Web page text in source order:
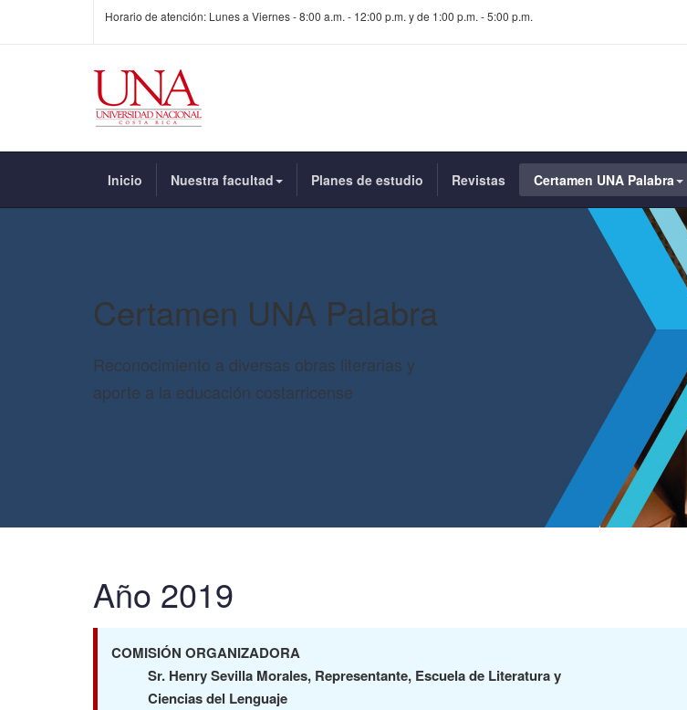
Horario de atención: Lunes a Viernes - 8:00 a.m. - 12:00 p.m. y de 1:00 p.m. - 5:00 p.m.
Inicio Nuestra facultad Planes de estudio Revistas Certamen UNA Palabra
Certamen UNA Palabra
Reconocimiento a diversas obras literarias y
aporte a la educación costarricense
Año 2019
COMISIÓN ORGANIZADORA
Sr. Henry Sevilla Morales, Representante, Escuela de Literatura y
Ciencias del Lenguaje